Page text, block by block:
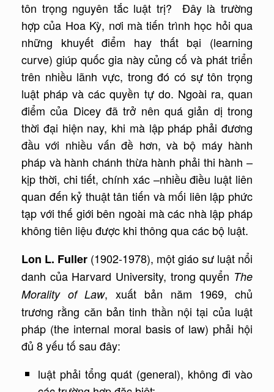
tôn trọng nguyên tắc luật trị? Đây là trường
hợp của Hoa Kỳ, nơi mà tiến trình học hỏi qua
những khuyết điểm hay thất bại (learning
curve) giúp quốc gia này củng cố và phát triển
trên nhiều lãnh vực, trong đó có sự tôn trọng
luật pháp và các quyền tự do. Ngoài ra, quan
điểm của Dicey đã trở nên quá giản dị trong
thời đại hiện nay, khi mà lập pháp phải đương
đầu với nhiều vấn đề hơn, và bộ máy hành
pháp và hành chánh thừa hành phải thi hành –
kịp thời, chi tiết, chính xác –nhiều điều luật liên
quan đến kỷ thuật tân tiến và mối liên lập phức
tạp với thế giới bên ngoài mà các nhà lập pháp
không tiên liệu được khi thông qua các bộ luật.
Lon L. Fuller (1902-1978), một giáo sư luật nổi
danh của Harvard University, trong quyển The
Morality of Law, xuất bản năm 1969, chủ
trương rằng căn bản tinh thần nội tại của luật
pháp (the internal moral basis of law) phải hội
đủ 8 yếu tố sau đây:
luật phải tổng quát (general), không đi vào